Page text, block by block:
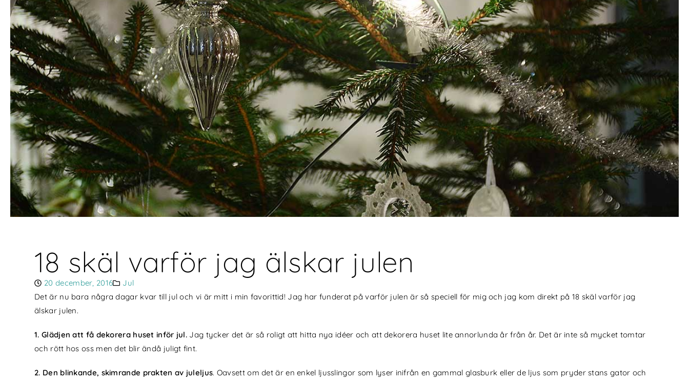
18 skäl varför jag älskar julen
20 december, 2016
Jul
Det är nu bara några dagar kvar till jul och vi är mitt i min favorittid! Jag har funderat på varför julen är så speciell för mig och jag kom direkt på 18 skäl varför jag
älskar julen.
1. Glädjen att få dekorera huset inför jul. Jag tycker det är så roligt att hitta nya idéer och att dekorera huset lite annorlunda år från år. Det är inte så mycket tomtar
och rött hos oss men det blir ändå juligt fint.
2. Den blinkande, skimrande prakten av juleljus. Oavsett om det är en enkel ljusslingor som lyser inifrån en gammal glasburk eller de ljus som pryder stans gator och